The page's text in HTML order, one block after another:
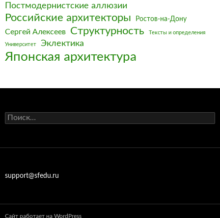
Постмодернистские аллюзии
Российские архитекторы Ростов-на-Дону
Сергей Алексеев Структурность Тексты и определения
Университет Эклектика
Японская архитектура
Найти:
support@sfedu.ru
Сайт работает на WordPress